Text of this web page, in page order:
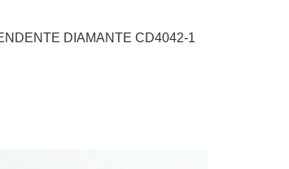
PENDENTE DIAMANTE CD4042-1